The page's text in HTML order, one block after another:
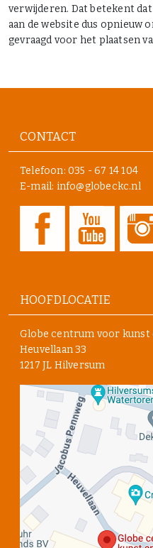
verwijderen. Dat betekent
aan de website dus
gevraagd voor het plaatsen
CONTACT
Telefoon: 035 - 67 14 104
E-mail: info@globeckc.nl
HOOFDLOCATIE
Globe centrum voor kunst
Heuvellaan 33
1217 JL Hilversum